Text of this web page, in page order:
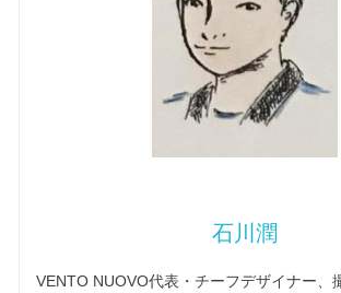
石川潤
VENTO NUOVO代表・チーフデザイナー、